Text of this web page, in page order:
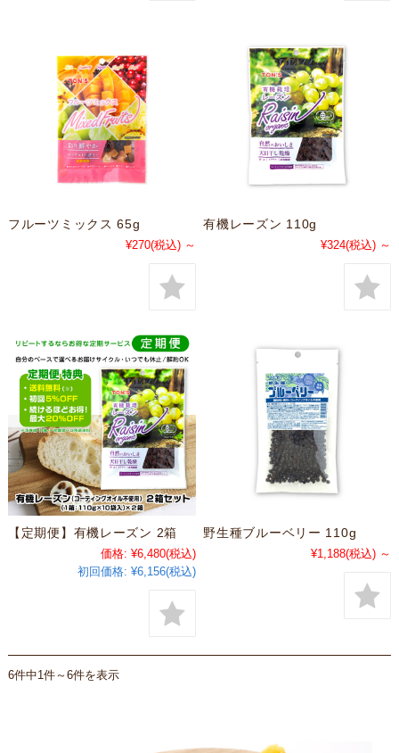
フルーツミックス 65g
¥270(税込) ～
有機レーズン 110g
¥324(税込) ～
【定期便】有機レーズン 2箱
価格: ¥6,480(税込)
初回価格: ¥6,156(税込)
野生種ブルーベリー 110g
¥1,188(税込) ～
6件中1件～6件を表示